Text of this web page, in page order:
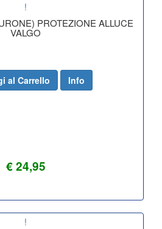
!
PROTEZIONE ALLUCE
VALGO
€ 24,95
al Carrello Info
!